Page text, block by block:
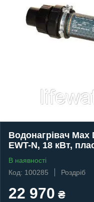
Водонагрівач
EWT-N, 18 кВт,
В наявності
Код: 100285
Роздріб
22 970 ₴